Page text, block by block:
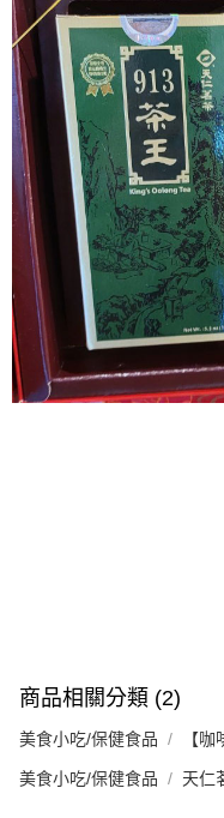
2.付款方式選擇「大哥付你分
流程，驗證手機門號後，選擇
成交易。
3.實際核准額度、可分期數及
4.訂單成立30分鐘內，如未
消。如遇「轉專審核」未通
法說明評估內容。
【繳款方式說明】
1.分期款項不併入電信帳單，
醒簡訊。
2.透過簡訊連結打開帳單後，
帳／街口支付／iPASS
【注意事項】
1.本服務係由「台灣大哥大股
用戶於交易時，得透過本服
買賣價金債權讓與本公司後
2.基於同意付款使用「大哥
資料（包含姓名、電話或地址
相關說明
【關於「AFTEE先享後付」】
AFTEE先享後付是「在收到
便利好安心！
１．簡單：不需註冊會員、不
２．便利：只要手機號碼，簡
３．安心：先確認商品／服務
【「AFTEE先享後付」結帳流
１．於結帳方式選擇「
結帳頁面，進行簡訊認證並確
２．訂單成立數日內，您將收
３．收到繳費通知簡訊後14
ATM／網路銀行／等多元方
※ 請注意：結帳手續完成當
購買商品的店家。未經商家
後付繳納相關費用。
※ 交易是否成功請以「
是否繳費成功／繳費後需取消
３．未成年的使用者請事先
時審查核予不同之上限額度；
請求用戶進行身份認證。
５．嚴禁一人註冊多個帳號或
ATM付款
運送方式
付款後全家取貨
每筆NT$70，滿NT$899(
付款後7-11取貨
每筆NT$70，滿NT$899(
宅配
每筆NT$100，滿
京站台北店客服中心(1F星
商品相關分類 (2)
美食小吃/保健食品 【
美食小吃/保健食品 天仁